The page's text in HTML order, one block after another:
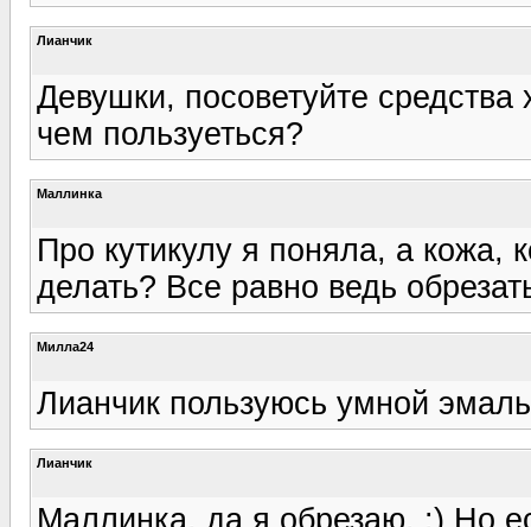
Лианчик
Девушки, посоветуйте
чем пользуеться?
Маллинка
Про кутикулу я поняла, а кожа,
делать? Все равно ведь
Милла24
Лианчик пользуюсь умной
Лианчик
Маллинка, да я обрезаю. :) Но